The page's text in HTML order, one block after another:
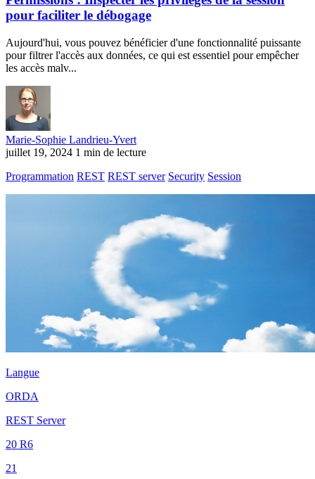
pour faciliter le débogage
Aujourd'hui, vous pouvez bénéficier d'une fonctionnalité puissante
pour filtrer l'accès aux données, ce qui est essentiel pour empêcher
les accès malv...
Marie-Sophie Landrieu-Yvert
juillet 19, 2024 1 min de lecture
Programmation REST REST server Security Session
Langue
ORDA
REST Server
20 R6
21